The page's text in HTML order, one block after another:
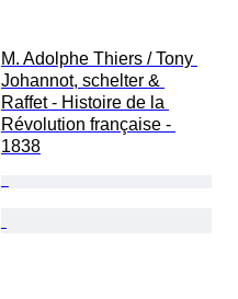
M. Adolphe Thiers / Tony
Johannot, schelter &
Raffet - Histoire de la
Révolution française -
1838